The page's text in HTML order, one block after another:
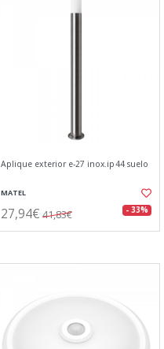
Aplique exterior e-27 inox.ip44 suelo
MATEL
27,94€ 41,83€ - 33%